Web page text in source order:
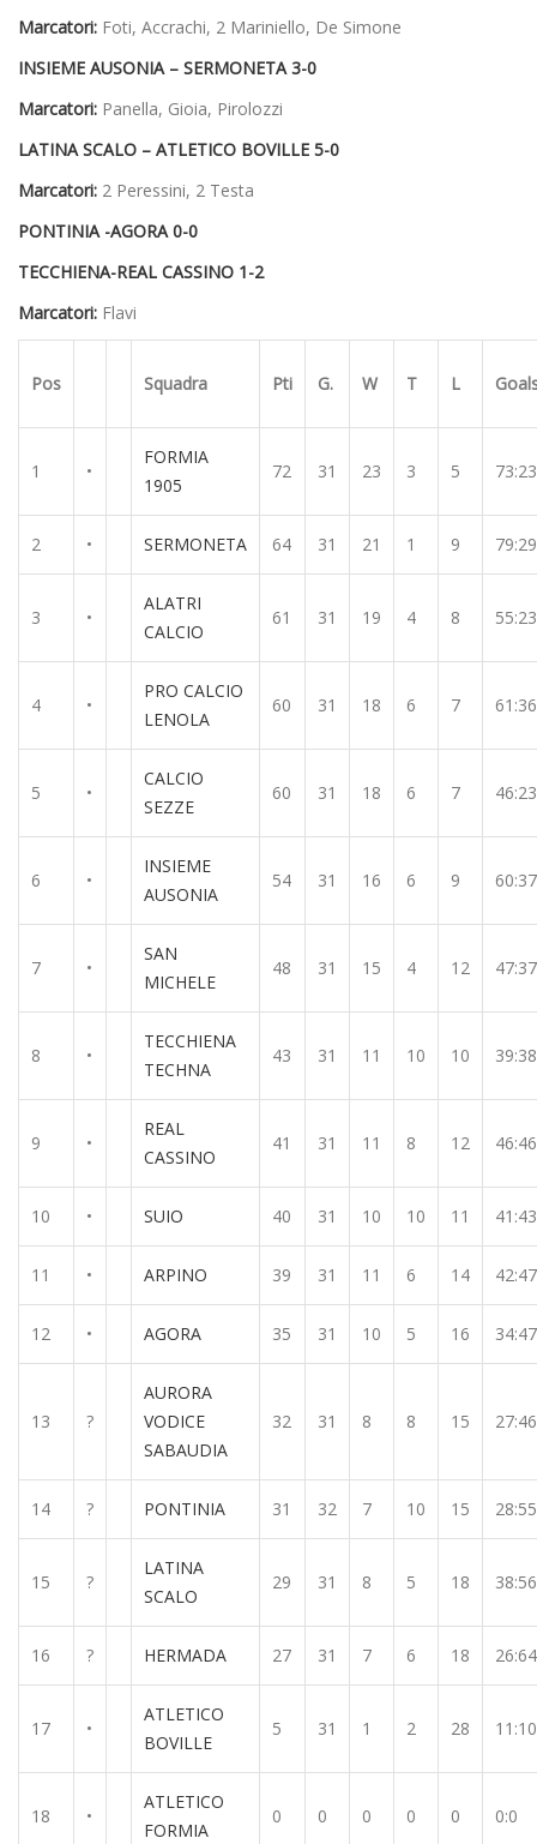
Marcatori: Foti, Accrachi, 2 Mariniello, De Simone
INSIEME AUSONIA – SERMONETA 3-0
Marcatori: Panella, Gioia, Pirolozzi
LATINA SCALO – ATLETICO BOVILLE 5-0
Marcatori: 2 Peressini, 2 Testa
PONTINIA -AGORA 0-0
TECCHIENA-REAL CASSINO 1-2
Marcatori: Flavi
Pos Squadra Pti G. W T L
1 •
FORMIA
1905
72 31 23 3 5 73:23
2 • SERMONETA 64 31 21 1 9 79:29
3 •
ALATRI
CALCIO
61 31 19 4 8 55:23
4 •
PRO CALCIO
LENOLA
60 31 18 6 7 61:36
5 •
CALCIO
SEZZE
60 31 18 6 7 46:23
6 •
INSIEME
AUSONIA
54 31 16 6 9 60:37
7 •
SAN
MICHELE
48 31 15 4 12 47:37
8 •
TECCHIENA
TECHNA
43 31 11 10 10 39:38
9 •
REAL
CASSINO
41 31 11 8 12 46:46
10 • SUIO 40 31 10 10 11 41:43
11 • ARPINO 39 31 11 6 14 42:47
12 • AGORA 35 31 10 5 16 34:47
13 ?
AURORA
VODICE
SABAUDIA
32 31 8 8 15 27:46
14 ? PONTINIA 31 32 7 10 15 28:55
15 ?
LATINA
SCALO
29 31 8 5 18 38:56
16 ? HERMADA 27 31 7 6 18 26:64
17 •
ATLETICO
BOVILLE
5 31 1 2 28
18 •
ATLETICO
FORMIA
0 0 0 0 0 0:0